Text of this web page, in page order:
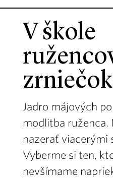
V škole
zrniečok
Jadro májových
modlitba ruženca.
nazerať viacerými
Vyberme si ten,
nevšímame